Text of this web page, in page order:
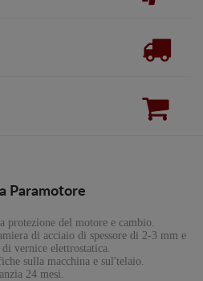
Paramotore
protezione del motore e cambio.
di acciaio di spessore di 2-3 mm e
vernice elettrostatica.
sulla macchina e sul'telaio.
24 mesi.